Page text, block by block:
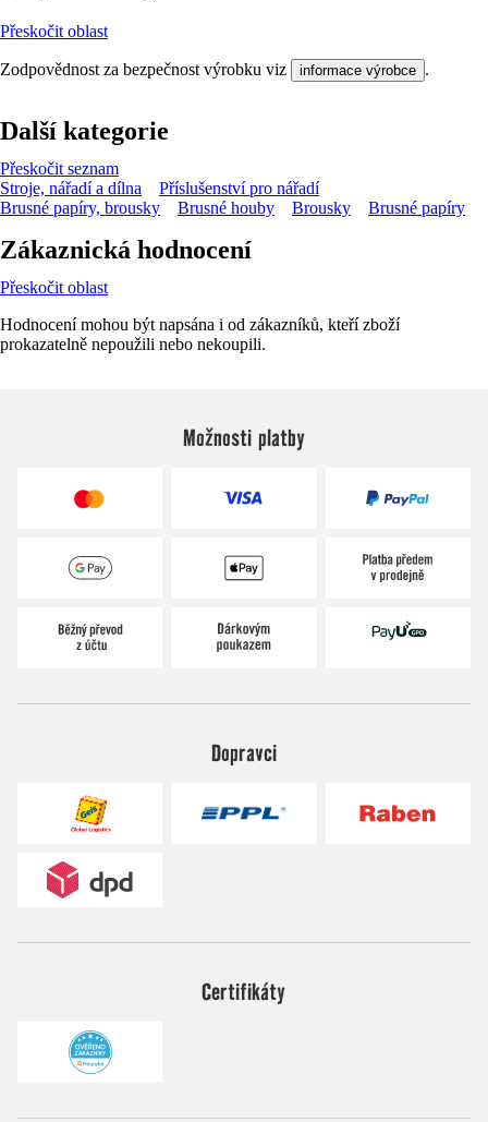
Přeskočit oblast
Zodpovědnost za bezpečnost výrobku viz informace výrobce .
Další kategorie
Přeskočit seznam
Stroje, nářadí a dílna
Příslušenství pro nářadí
Brusné papíry, brousky
Brusné houby Brousky Brusné papíry
Zákaznická hodnocení
Přeskočit oblast
Hodnocení mohou být napsána i od zákazníků, kteří zboží
prokazatelně nepoužili nebo nekoupili.
Možnosti platby
Dopravci
Certifikáty